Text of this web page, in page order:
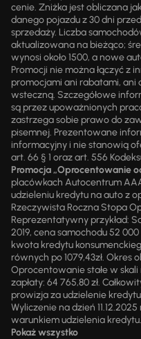
cenie. Zniżka jest obliczana
danego pojazdu z 30 dni
sprzedaży. Liczba
aktualizowana na bieżąco;
wynosi około 1500, a nowe
Promocji nie można łączyć z
promocjami ani rabatami, ani
wsteczną. Szczegółowe
są przez upoważnionych
zastrzega sobie prawo do
pisemnej. Prezentowane
informacyjny i nie stanowią
art. 66 § 1 oraz art. 556
Promocja „Oprocentowanie
placówkach Autocentrum
udzieleniu kredytu na auto z
Rzeczywista Roczna Stopa
Reprezentatywny przykład:
2019, cena samochodu 52 000
kwota kredytu
równych po 1079,43zł.
Oprocentowanie stałe w skali
zapłaty: 64 765,80 zł.
prowizja za udzielenie kredytu
Wyliczenie na dzień
warunkiem udzielenia kredytu.
Pokaż wszystko